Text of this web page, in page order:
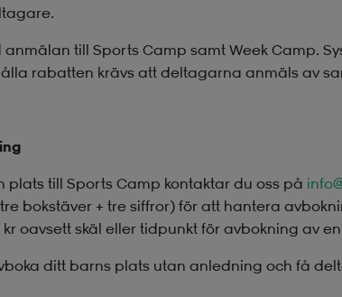
till Sports Camp samt Week Camp.
rabatten krävs att deltagarna anmäls av
plats till Sports Camp kontaktar du oss på
bokstäver + tre siffror) för att hantera
oavsett skäl eller tidpunkt för avbokning av
ditt barns plats utan anledning och få